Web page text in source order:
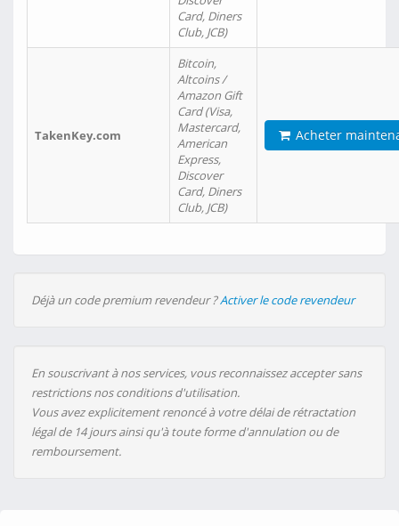
Card, Diners
Club, JCB)
TakenKey.com
Bitcoin,
Altcoins /
Amazon Gift
Card (Visa,
Mastercard,
American
Express,
Discover
Card, Diners
Club, JCB)
Acheter
Déjà un code premium revendeur ?Activer le code revendeur
En souscrivant à nos services, vous reconnaissez accepter sans
restrictions nos conditions d'utilisation.
Vous avez explicitement renoncé à votre délai de rétractation
légal de 14 jours ainsi qu'à toute forme d'annulation ou de
remboursement.